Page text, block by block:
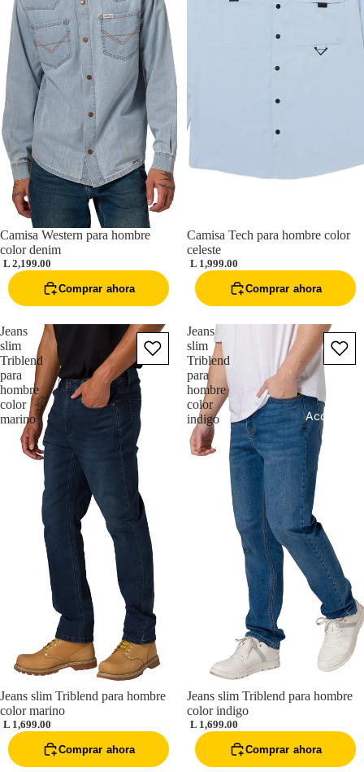
Accesorios
Camisa Western para hombre
color denim
L 2,199.00
Comprar ahora
Camisa Tech para hombre color
celeste
L 1,999.00
Comprar ahora
Jeans
slim
Triblend
para
hombre
color
marino
Jeans slim Triblend para hombre
color marino
L 1,699.00
Comprar ahora
Jeans
slim
Triblend
para
hombre
color
indigo
Jeans slim Triblend para hombre
color indigo
L 1,699.00
Comprar ahora